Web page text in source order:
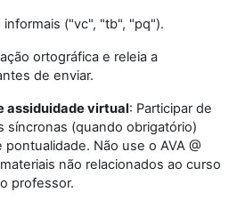
informais ("vc", "tb", "pq").
ortográfica e releia a
de enviar.
assiduidade virtual: Participar de
síncronas (quando obrigatório)
Não use o AVA @
não relacionados ao curso
professor.